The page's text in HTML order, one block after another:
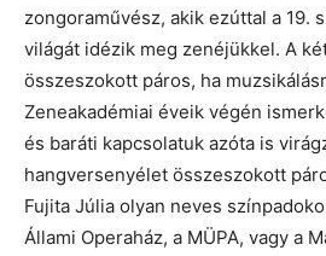
zongoraművész, akik ezúttal a 19.
világát idézik meg zenéjükkel. A
összeszokott páros, ha
Zeneakadémiai éveik végén
és baráti kapcsolatuk azóta is
hangversenyélet összeszokott
Fujita Júlia olyan neves
Állami Operaház, a MÜPA, vagy a